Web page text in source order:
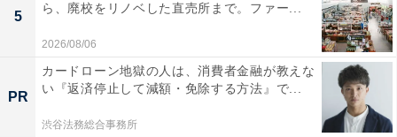
5
ら、廃校をリノベした直売所まで。ファー...
2026/08/06
PR
カードローン地獄の人は、消費者金融が教えな
い『返済停止して減額・免除する方法』で...
渋谷法務総合事務所